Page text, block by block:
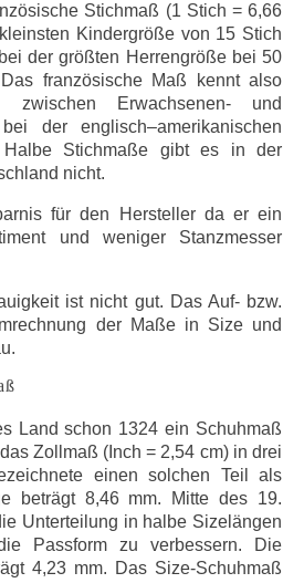
Stichmaß (1 Stich = 6,66
Kindergröße von 15 Stich
der größten Herrengröße bei 50
französische Maß kennt also
zwischen Erwachsenen- und
der englisch–amerikanischen
Stichmaße gibt es in der
nicht.
für den Hersteller da er ein
und weniger Stanzmesser
ist nicht gut. Das Auf- bzw.
der Maße in Size und
Land schon 1324 ein Schuhmaß
Zollmaß (Inch = 2,54 cm) in drei
einen solchen Teil als
beträgt 8,46 mm. Mitte des 19.
Unterteilung in halbe Sizelängen
Passform zu verbessern. Die
4,23 mm. Das Size-Schuhmaß